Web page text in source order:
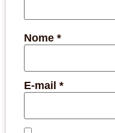
Nome *
E-mail *